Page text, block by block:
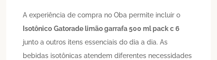
A experiência de compra no Oba permite incluir o
Isotônico Gatorade limão garrafa 500 ml pack c 6
junto a outros itens essenciais do dia a dia. As
bebidas isotônicas atendem diferentes necessidades